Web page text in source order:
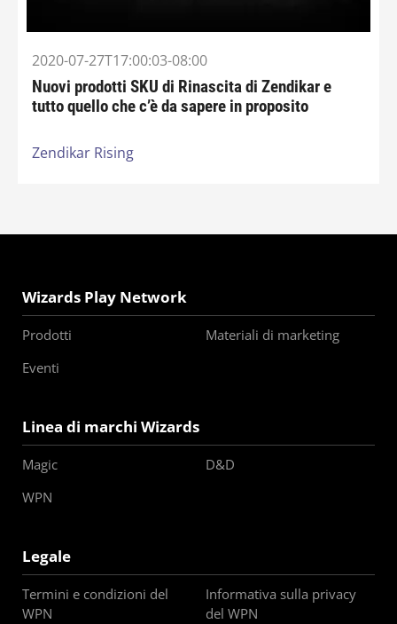
2020-07-27T17:00:03-08:00
Nuovi prodotti SKU di Rinascita di Zendikar e
tutto quello che c’è da sapere in proposito
Zendikar Rising
Wizards Play Network
Prodotti
Materiali di marketing
Eventi
Linea di marchi Wizards
Magic
D&D
WPN
Legale
Termini e condizioni del
WPN
Informativa sulla privacy
del WPN